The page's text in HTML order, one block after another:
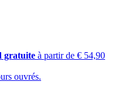
gratuite à partir de € 54,90
ouvrés.